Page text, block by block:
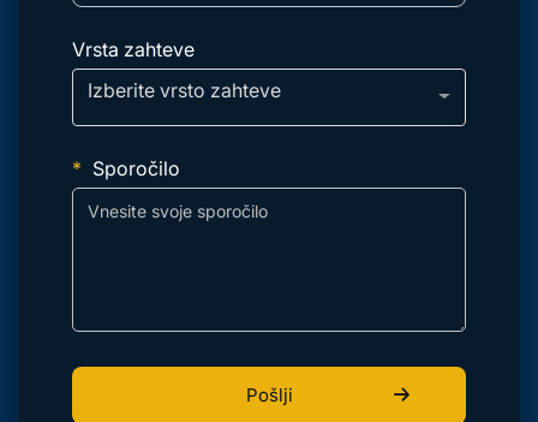
Vrsta zahteve
Izberite vrsto zahteve
Sporočilo
Pošlji